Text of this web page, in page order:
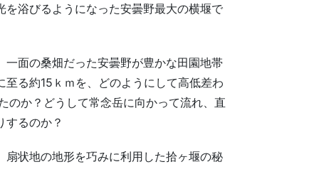
浴びるようになった安曇野最大の横堰で
面の桑畑だった安曇野が豊かな田園地帯
る約15ｋｍを、どのようにして高低差わ
のか？どうして常念岳に向かって流れ、直
するのか？
状地の地形を巧みに利用した拾ヶ堰の秘